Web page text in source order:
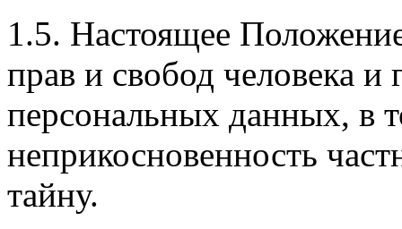
1.5. Настоящее
прав и свобод человека и
персональных данных, в
неприкосновенность
тайну.